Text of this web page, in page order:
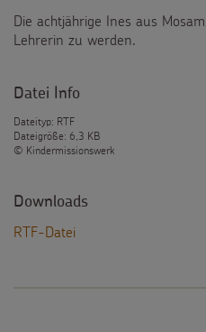
Die achtjährige Ines aus
Lehrerin zu werden.
Datei Info
Dateityp: RTF
Dateigröße: 6,3 KB
© Kindermissionswerk
Downloads
RTF-Datei